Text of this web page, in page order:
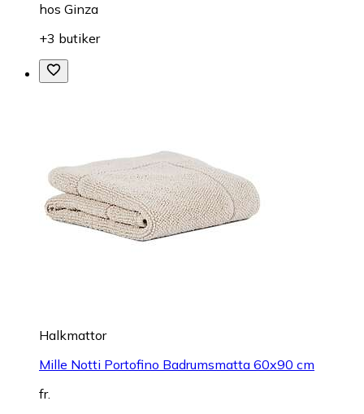
hos Ginza
+3 butiker
Halkmattor
Mille Notti Portofino Badrumsmatta 60x90 cm
fr.